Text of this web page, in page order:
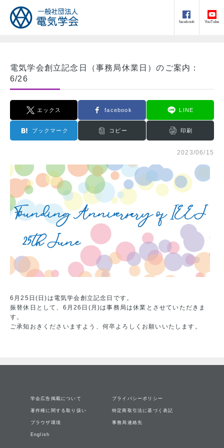
facebook YouTube
電気学会創立記念日（事務局休業日）のご案内：
6/26
エックス facebook LINE
ブックマーク コピー 印刷
2023/06/15
6月25日(日)は電気学会創立記念日です。
振替休日として、6月26日(月)は事務局は休業とさせていただきま
す。
ご承知おきくださいますよう、何卒よろしくお願いいたします。
学会広告掲載について プライバシーポリシー
著作権に関する取り扱い 特定商取引法に基づく表記
ブラウザ環境 事務局連絡先
English